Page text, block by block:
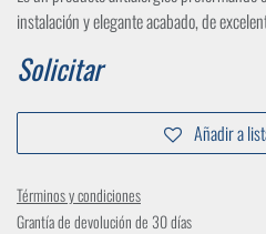
instalación y elegante acabado, de
Solicitar
Añadir a
Términos y condiciones
Grantía de devolución de 30 días